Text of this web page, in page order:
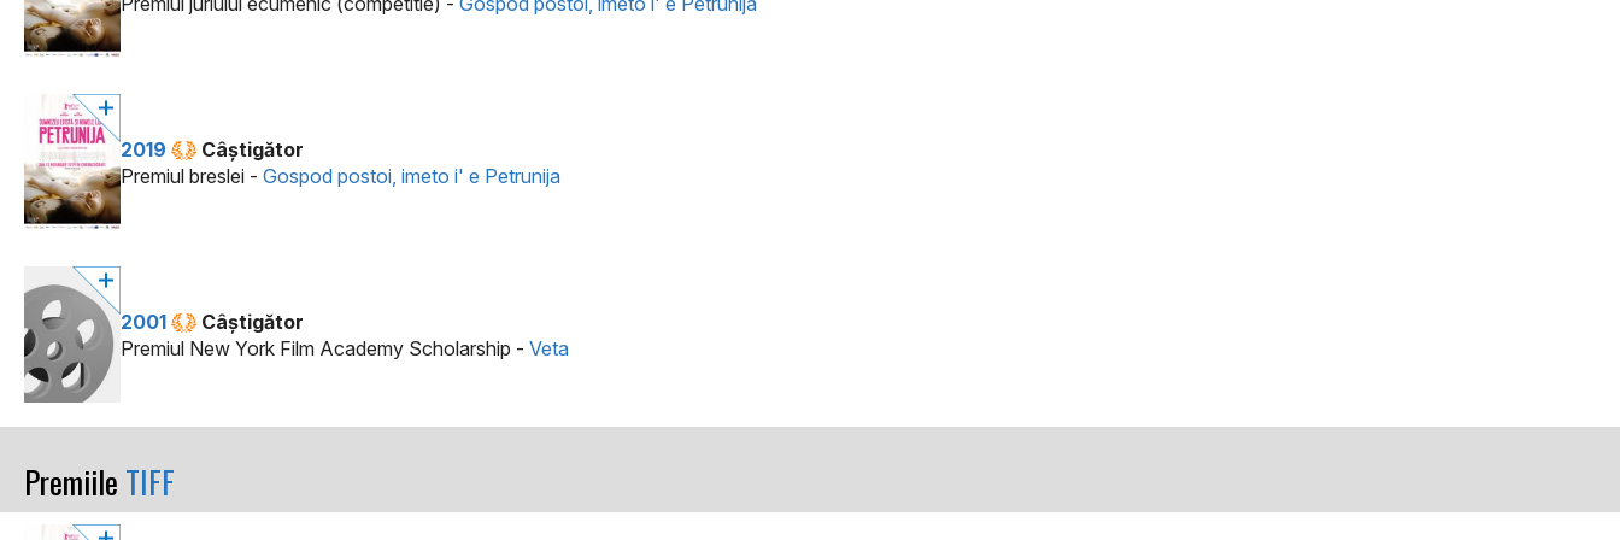
2019
Câştigător
Premiul breslei - Gospod postoi, imeto i' e Petrunija
2001
Câştigător
Premiul New York Film Academy Scholarship - Veta
Premiile TIFF